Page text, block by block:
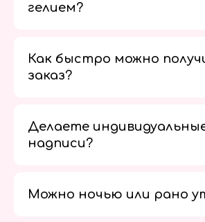
гелием?
Как быстро можно
заказ?
Делаете
надписи?
Можно ночью или рано